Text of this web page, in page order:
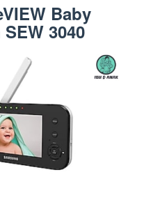
Baby
3040